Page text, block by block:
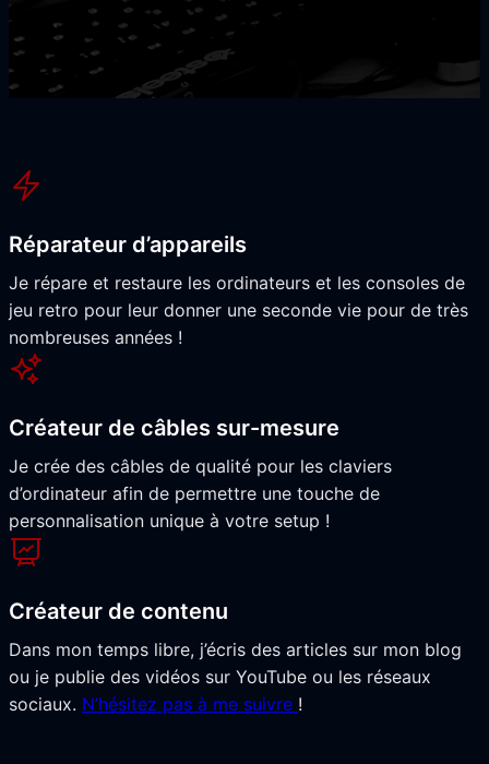
Réparateur d’appareils
Je répare et restaure les ordinateurs et les consoles de
jeu retro pour leur donner une seconde vie pour de très
nombreuses années !
Créateur de câbles sur-mesure
Je crée des câbles de qualité pour les claviers
d’ordinateur afin de permettre une touche de
personnalisation unique à votre setup !
Créateur de contenu
Dans mon temps libre, j’écris des articles sur mon blog
ou je publie des vidéos sur YouTube ou les réseaux
sociaux. N’hésitez pas à me suivre !